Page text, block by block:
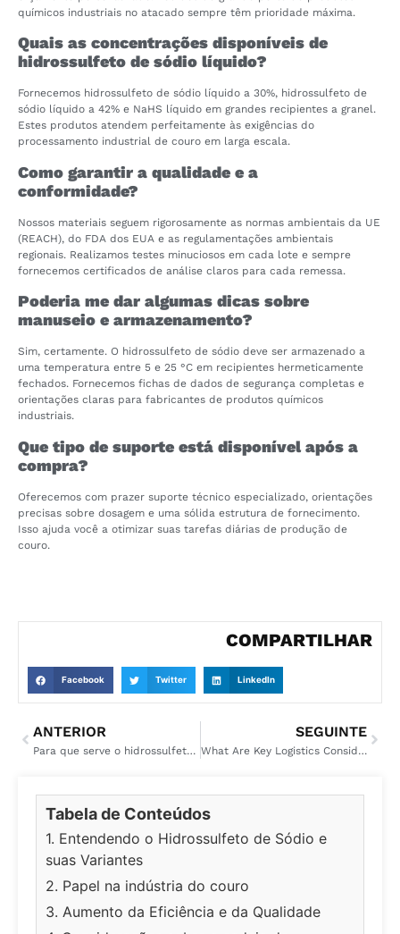
químicos industriais no atacado sempre têm prioridade máxima.
Quais as concentrações disponíveis de
hidrossulfeto de sódio líquido?
Fornecemos hidrossulfeto de sódio líquido a 30%, hidrossulfeto de
sódio líquido a 42% e NaHS líquido em grandes recipientes a granel.
Estes produtos atendem perfeitamente às exigências do
processamento industrial de couro em larga escala.
Como garantir a qualidade e a
conformidade?
Nossos materiais seguem rigorosamente as normas ambientais da UE
(REACH), do FDA dos EUA e as regulamentações ambientais
regionais. Realizamos testes minuciosos em cada lote e sempre
fornecemos certificados de análise claros para cada remessa.
Poderia me dar algumas dicas sobre
manuseio e armazenamento?
Sim, certamente. O hidrossulfeto de sódio deve ser armazenado a
uma temperatura entre 5 e 25 °C em recipientes hermeticamente
fechados. Fornecemos fichas de dados de segurança completas e
orientações claras para fabricantes de produtos químicos
industriais.
Que tipo de suporte está disponível após a
compra?
Oferecemos com prazer suporte técnico especializado, orientações
precisas sobre dosagem e uma sólida estrutura de fornecimento.
Isso ajuda você a otimizar suas tarefas diárias de produção de
couro.
COMPARTILHAR
Facebook Twitter LinkedIn
ANTERIOR
Para que serve o hidrossulfeto de sódio na indústria?
SEGUINTE
What Are Key Logistics Considerations for Corrosive Chemicals Like Sodium Hydrosulphide?
Tabela de Conteúdos
1. Entendendo o Hidrossulfeto de Sódio e
suas Variantes
2. Papel na indústria do couro
3. Aumento da Eficiência e da Qualidade